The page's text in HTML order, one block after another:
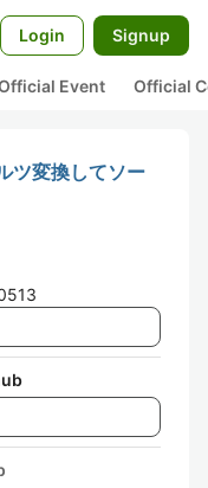
Login Signup
Event Official
ツ変換してソー